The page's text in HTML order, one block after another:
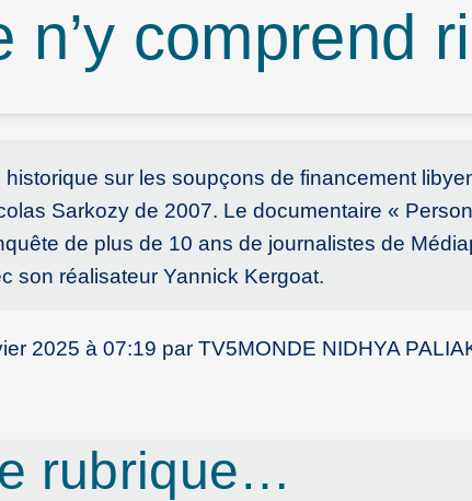
n’y comprend
historique sur les soupçons de financement
Sarkozy de 2007. Le documentaire «
de plus de 10 ans de journalistes de
son réalisateur Yannick Kergoat.
2025 à 07:19 par TV5MONDE NIDHYA
rubrique…